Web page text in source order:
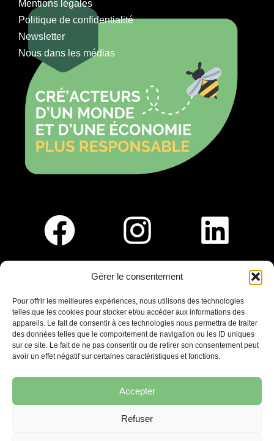
Gérer le consentement
Pour offrir les meilleures expériences, nous utilisons des technologies
telles que les cookies pour stocker et/ou accéder aux informations des
appareils. Le fait de consentir à ces technologies nous permettra de traiter
des données telles que le comportement de navigation ou les ID uniques
sur ce site. Le fait de ne pas consentir ou de retirer son consentement peut
avoir un effet négatif sur certaines caractéristiques et fonctions.
Accepter
Refuser
Mentions légales
Politique de confidentialité
Newsletter
Nous dans les médias
Saint-Germain-En-Laye
Ligne R2-Nord
Tramway T13
20mins à pied du RER A